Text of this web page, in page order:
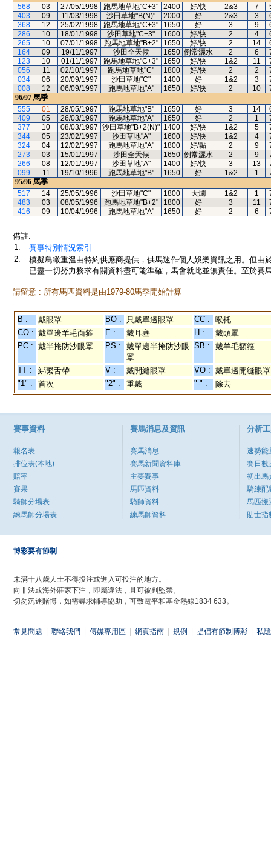
568
03 27/05/1998 跑馬地草地"C+3" 2400 好/快 2&3 7
403
09 11/03/1998 沙田草地"B(N)" 2000 好 2&3 3
368
12 25/02/1998 跑馬地草地"C+3" 1650 好 3 9
286
10 18/01/1998 沙田草地"C+3" 1600 好/快 2 4
265
10 07/01/1998 跑馬地草地"B+2" 1650 好/快 2 14
164
09 19/11/1997 沙田全天候 1650 例常灑水 2 6
123
10 01/11/1997 跑馬地草地"C+3" 1650 好/快 1&2 11
056
11 02/10/1997 跑馬地草地"C" 1800 好/快 2 2
034
06 20/09/1997 沙田草地"C" 1400 好 1&2 3
008
12 06/09/1997 跑馬地草地"A" 1650 好/快 2 10
96/97 馬季
555
01 28/05/1997 跑馬地草地"B" 1650 好 3 14
409
05 26/03/1997 跑馬地草地"A" 1650 好 2 1
377
10 08/03/1997 沙田草地"B+2(N)" 1400 好/快 1&2 5
344
05 23/02/1997 沙田草地"A" 1600 好/快 1&2 4
324
04 12/02/1997 跑馬地草地"A" 1800 好/黏 2 9
273
03 15/01/1997 沙田全天候 1650 例常灑水 2 9
266
08 12/01/1997 沙田草地"A" 1400 好/快 3 13
099
11 19/10/1996 跑馬地草地"B" 1650 好 1&2 1
95/96 馬季
517
14 25/05/1996 沙田草地"C" 1800 大爛 1&2 1
483
03 08/05/1996 跑馬地草地"B+2" 1800 好 3 11
416
09 10/04/1996 跑馬地草地"A" 1650 好 2 6
備註:
1.
賽事特別情況索引
2.
模擬鳥瞰重溫由特約供應商提供，供馬迷作個人娛樂資訊之用。但
已盡一切努力務求有關資料盡可能準確，馬會就此並無責任。至於賽
請留意 : 所有馬匹資料是由1979-80馬季開始計算
B : 戴眼罩 BO : 只戴單邊眼罩 CC :
喉托
CO : 戴單邊羊毛面箍 E : 戴耳塞 H :
戴頭罩
PC : 戴半掩防沙眼罩 PS :
戴單邊半掩防沙眼
罩
SB : 戴羊毛額箍
TT : 綁繫舌帶 V : 戴開縫眼罩 VO : 戴單邊開縫眼罩
"1" :
首次 "2" : 重戴 "-" : 除去
賽事資料
報名表
排位表(本地)
賠率
賽果
騎師分場表
練馬師分場表
賽馬消息及資訊
賽馬消息
賽馬新聞資料庫
主要賽事
馬匹資料
騎師資料
練馬師資料
分析
速勢能
賽日數
初出馬
騎練配
馬匹搬
貼士指
博彩要有節制
未滿十八歲人士不得投注或進入可投注的地方。
向非法或海外莊家下注，即屬違法，且可被判監禁。
切勿沉迷賭博，如需尋求輔導協助，可致電平和基金熱線1834 633。
常見問題 聯絡我們 傳媒專用區 網頁指南 規例 提倡有節制博彩 私